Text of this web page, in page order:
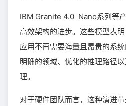
IBM Granite 4.0 Nano系列等
高效架构的进步。这些模型表
应用不再需要海量且昂贵的系
明确的领域、优化的推理路径
理。
对于硬件团队而言，这种演进